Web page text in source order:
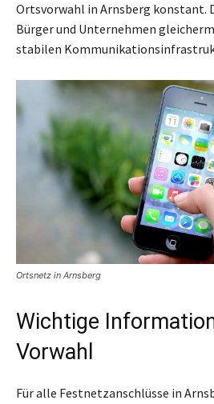
Ortsvorwahl in Arnsberg konstant.
Bürger und Unternehmen
stabilen
Ortsnetz in Arnsberg
Wichtige
Vorwahl
Für alle Festnetzanschlüsse in